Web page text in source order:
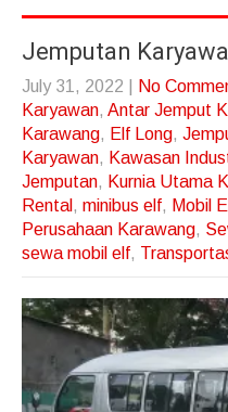
Jemputan
July 31, 2022 No
Karyawan, Antar Jemput
Karawang, Elf Long,
Karyawan, Kawasan
Jemputan, Kurnia Utama
Rental , minibus elf, Mobil
Perusahaan Karawang,
sewa mobil elf,